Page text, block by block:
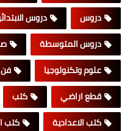
دروس
دروس
دروس المتوسطة
علوم وتكنولوجيا
قطع اراضي
كتب
كتب الاعدادية
كتب